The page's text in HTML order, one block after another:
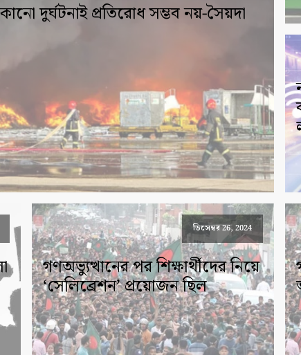
দুর্ঘটনাই প্রতিরোধ সম্ভব নয়-সৈয়দা
ডিসেম্বর 26, 2024
গণঅভ্যুত্থানের পর শিক্ষার্থীদের নিয়ে
‘সেলিব্রেশন’ প্রয়োজন ছিল